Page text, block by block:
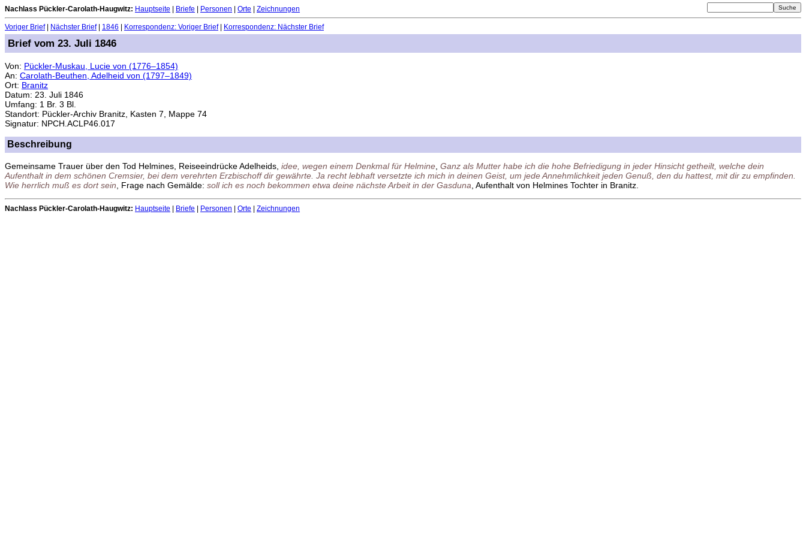
Nachlass Pückler-Carolath-Haugwitz: Hauptseite Briefe Personen Orte Zeichnungen
Voriger Brief| Nächster Brief| 1846 Korrespondenz: Voriger Brief| Korrespondenz: Nächster Brief
Brief vom 23. Juli 1846
Von: Pückler-Muskau, Lucie von (1776–1854)
An: Carolath-Beuthen, Adelheid von (1797–1849)
Ort: Branitz
Datum: 23. Juli 1846
Umfang: 1 Br. 3 Bl.
Standort: Pückler-Archiv Branitz, Kasten 7, Mappe 74
Signatur: NPCH.ACLP46.017
Beschreibung
Gemeinsame Trauer über den Tod Helmines, Reiseeindrücke Adelheids, idee, wegen einem Denkmal für Helmine Ganz als Mutter habe ich die hohe Befriedigung in jeder Hinsicht getheilt, welche dein
Aufenthalt in dem schönen Cremsier, bei dem verehrten Erzbischoff dir gewährte. Ja recht lebhaft versetzte ich mich in deinen Geist, um jede Annehmlichkeit jeden Genuß, den du hattest, mit dir zu empfinden.
Wie herrlich muß es dort sein , Frage nach Gemälde: soll ich es noch bekommen etwa deine nächste Arbeit in der Gasduna , Aufenthalt von Helmines Tochter in Branitz.
Nachlass Pückler-Carolath-Haugwitz: Hauptseite | Briefe | Personen | Orte | Zeichnungen